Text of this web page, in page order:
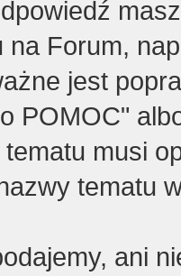
na Forum,
jest
POMOC"
musi
tematu
ani